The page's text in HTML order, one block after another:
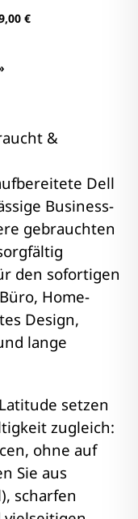
€
&
Dell
Business-
gebrauchten
den sofortigen
Home-
Design,
lange
setzen
zugleich:
ohne auf
Sie aus
scharfen